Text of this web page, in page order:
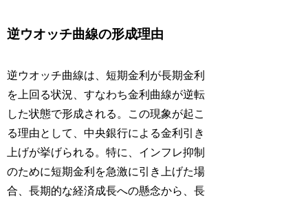
逆ウオッチ曲線の形成理由
逆ウオッチ曲線は、短期金利が長期金利
を上回る状況、すなわち金利曲線が逆転
した状態で形成される。この現象が起こ
る理由として、中央銀行による金利引き
上げが挙げられる。特に、インフレ抑制
のために短期金利を急激に引き上げた場
合、長期的な経済成長への懸念から、長